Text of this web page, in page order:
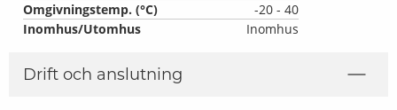
Omgivningstemp. (°C)
-20 - 40
Inomhus/Utomhus
Inomhus
Drift och anslutning